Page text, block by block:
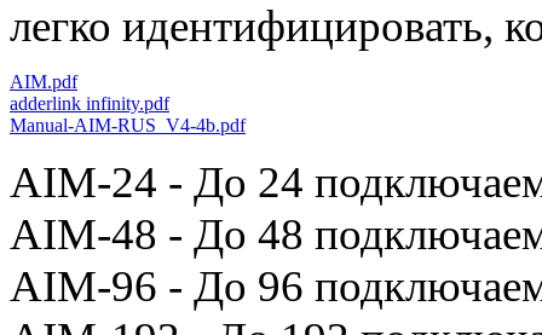
легко идентифицировать,
AIM.pdf
adderlink infinity.pdf
Manual-AIM-RUS_V4-4b.pdf
AIM-24 - До 24
AIM-48 - До 48
AIM-96 - До 96